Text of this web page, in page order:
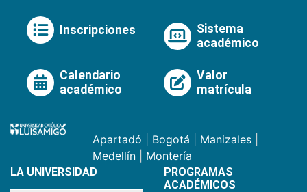
Inscripciones
Sistema
académico
Calendario
académico
Valor
matrícula
Apartadó Bogotá Manizales
Medellín
Montería
LA UNIVERSIDAD
PROGRAMAS
ACADÉMICOS